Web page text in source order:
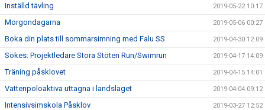
Inställd tävling 2019-05-22 10:17
Morgondagarna 2019-05-06 00:27
Boka din plats till sommarsimning med Falu SS 2019-04-30 12:09
Sökes: Projektledare Stora Stöten Run/Swimrun 2019-04-17 14:09
Träning påsklovet 2019-04-15 14:01
Vattenpoloaktiva uttagna i landslaget 2019-04-04 09:12
Intensivsimskola Påsklov 2019-03-27 12:52